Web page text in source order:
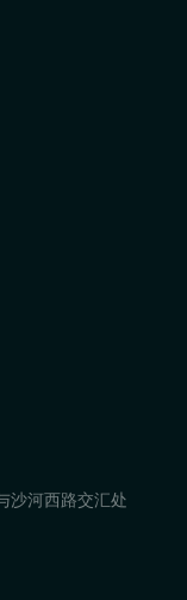
沙河西路交汇处